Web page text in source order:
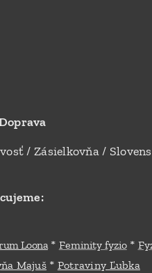
/ Zásielkovňa /
Loona * Feminity fyzio*
Majuš * Potraviny Ľubka